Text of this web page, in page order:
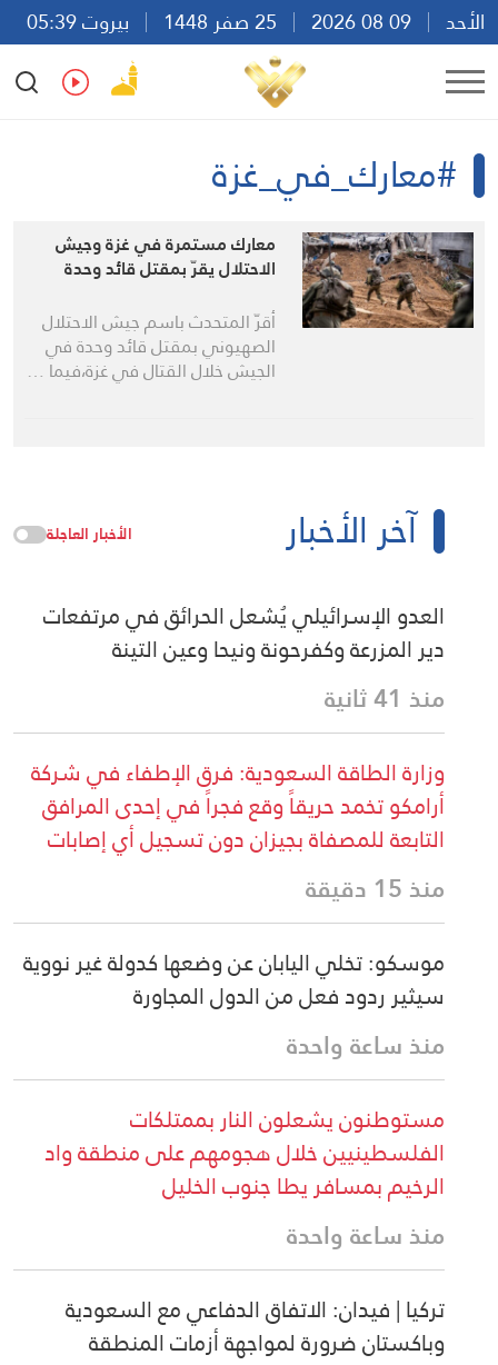
الأحد
بيروت 05:39
Ar
En Fr Es
#معارك_في_غزة
معارك مستمرة في غزة وجيش
الاحتلال يقرّ بمقتل قائد وحدة
أقرّ المتحدث باسم جيش الاحتلال
الصهيوني بمقتل قائد وحدة في
الجيش خلال القتال في غزة،فيما …
آخر الأخبار الأخبار العاجلة
العدو الإسرائيلي يُشعل الحرائق في مرتفعات
دير المزرعة وكفرحونة ونيحا وعين التينة
منذ 41 ثانية
وزارة الطاقة السعودية: فرق الإطفاء في شركة
أرامكو تخمد حريقاً وقع فجراً في إحدى المرافق
التابعة للمصفاة بجيزان دون تسجيل أي إصابات
منذ 15 دقيقة
موسكو: تخلي اليابان عن وضعها كدولة غير نووية
سيثير ردود فعل من الدول المجاورة
منذ ساعة واحدة
مستوطنون يشعلون النار بممتلكات
الفلسطينيين خلال هجومهم على منطقة واد
الرخيم بمسافر يطا جنوب الخليل
منذ ساعة واحدة
تركيا | فيدان: الاتفاق الدفاعي مع السعودية
وباكستان ضرورة لمواجهة أزمات المنطقة